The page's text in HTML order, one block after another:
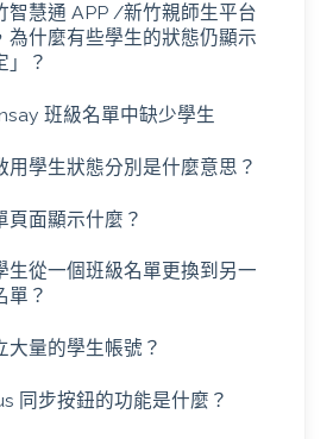
智慧通 APP /新竹親師生平台
為什麼有些學生的狀態仍顯示
」？
班級名單中缺少學生
用學生狀態分別是什麼意思？
頁面顯示什麼？
生從一個班級名單更換到另一
單？
大量的學生帳號？
同步按鈕的功能是什麼？